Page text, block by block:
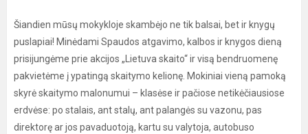
Šiandien mūsų mokykloje skambėjo ne tik balsai, bet ir knygų
puslapiai! Minėdami Spaudos atgavimo, kalbos ir knygos dieną
prisijungėme prie akcijos „Lietuva skaito“ ir visą bendruomenę
pakvietėme į ypatingą skaitymo kelionę. Mokiniai vieną pamoką
skyrė skaitymo malonumui – klasėse ir pačiose netikėčiausiose
erdvėse: po stalais, ant stalų, ant palangės su vazonu, pas
direktorę ar jos pavaduotoją, kartu su valytoja, autobuso